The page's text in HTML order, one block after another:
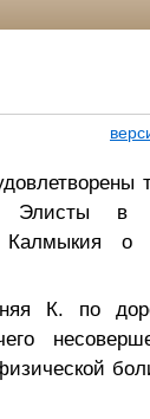
Элисты в
Калмыкия о
К. по